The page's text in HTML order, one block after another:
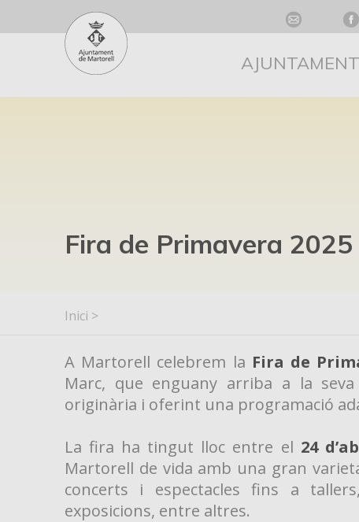
AJUNTAMENT
Fira de Primavera
Inici >
A Martorell celebrem la Fira de
Marc, que enguany arriba a la seva
originària i oferint una programació
La fira ha tingut lloc entre el 24
Martorell de vida amb una gran
concerts i espectacles fins a
exposicions, entre altres.